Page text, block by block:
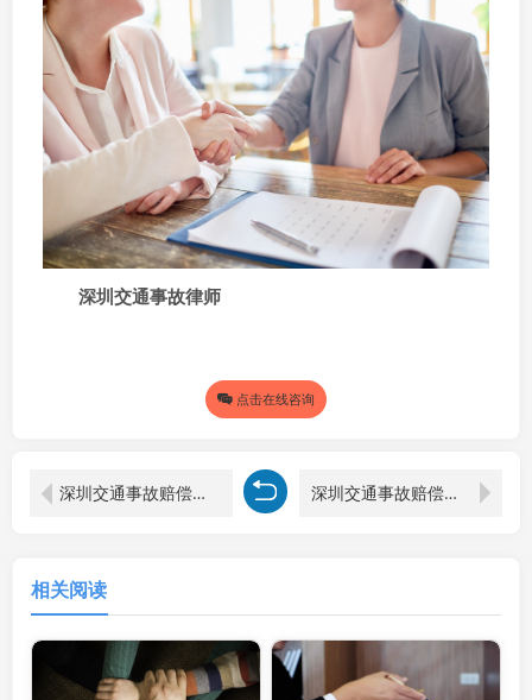
深圳交通事故律师
点击在线咨询
深圳交通事故赔偿律师剖析：70 岁老人交通事故全责赔偿金额的多维考量 深圳交通事故赔偿律师剖析：四十岁出车祸赔偿金的大致数额
相关阅读